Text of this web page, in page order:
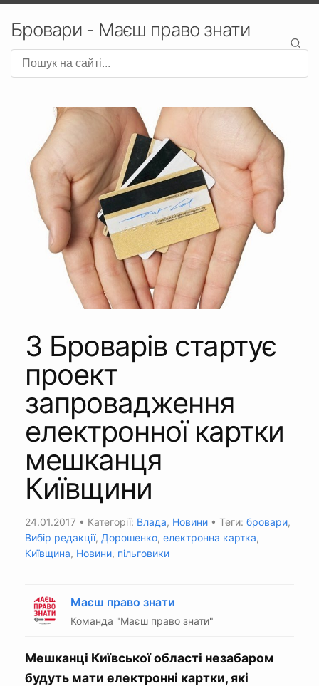
Бровари - Маєш право знати
З Броварів стартує
проект
запровадження
електронної картки
мешканця
Київщини
24.01.2017 • Категорії: Влада, Новини • Теги: бровари,
Вибір редакції, Дорошенко, електронна картка,
Київщина, Новини, пільговики
Маєш право знати
Команда "Маєш право знати"
Мешканці Київської області незабаром
будуть мати електронні картки, які